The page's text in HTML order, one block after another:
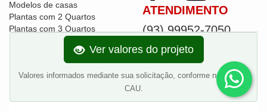
Ver valores do projeto
Valores informados mediante sua solicitação, conforme normas do
CAU.
Modelos de casas
Plantas com 2 Quartos
Plantas com 3 Quartos
Plantas com Garagem
Projetos de casas populares
Fachadas de Casas
ATENDIMENTO
(93) 99952-7050
Das 9:00 às 17:00 (Brasília)
Entre em contato